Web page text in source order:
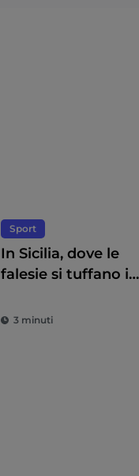
Sport
In Sicilia, dove le
falesie si tuffano in
3 minuti